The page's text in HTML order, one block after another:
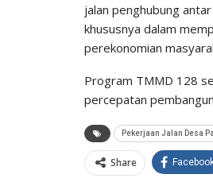
jalan penghubung
khususnya dalam
perekonomian
Program TMMD 128
percepatan
Pekerjaan Jalan Desa
Share